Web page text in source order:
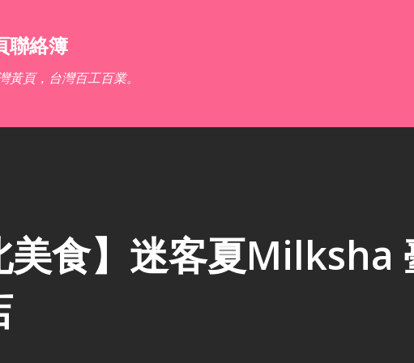
聯絡簿
黃頁，台灣百工百業。
美食】迷客夏Milksha